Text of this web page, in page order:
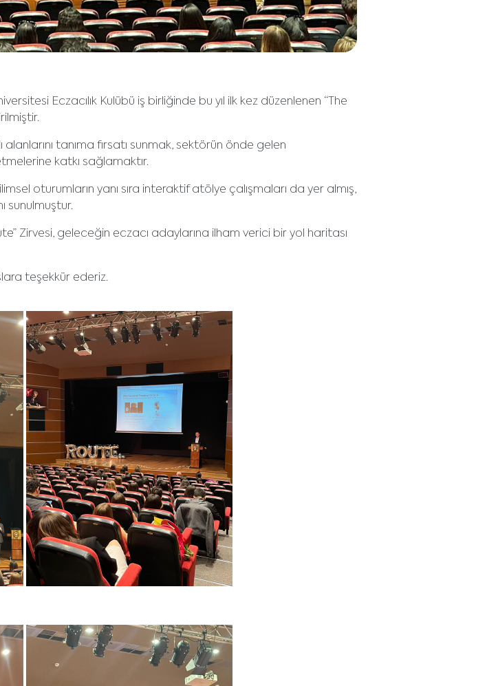
Eczacılık Kulübü iş birliğinde bu yıl ilk kez düzenlenen “The
tanıma fırsatı sunmak, sektörün önde gelen
katkı sağlamaktır.
oturumların yanı sıra interaktif atölye çalışmaları da yer almış,
sunulmuştur.
Zirvesi, geleceğin eczacı adaylarına ilham verici bir yol haritası
teşekkür ederiz.